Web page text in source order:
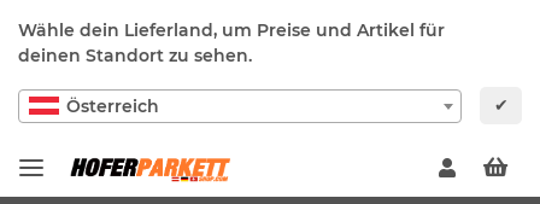
Wähle dein Lieferland, um Preise und Artikel für
deinen Standort zu sehen.
Österreich ✔